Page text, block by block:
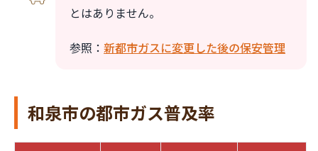
とはありません。
参照： 新都市ガスに変更した後の保安管理
和泉市の都市ガス普及率